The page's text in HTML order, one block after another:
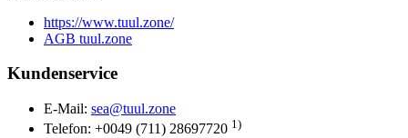
https://www.tuul.zone/
AGB tuul.zone
Kundenservice
E-Mail: sea@tuul.zone
Telefon: +0049 (711) 28697720 1)